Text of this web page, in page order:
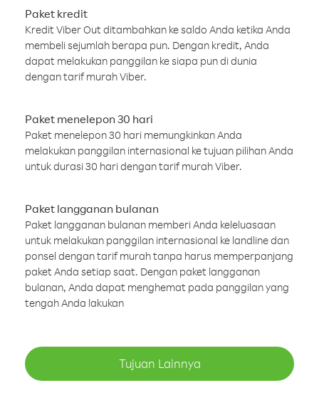
Paket kredit
Kredit Viber Out ditambahkan ke saldo Anda ketika Anda
membeli sejumlah berapa pun. Dengan kredit, Anda
dapat melakukan panggilan ke siapa pun di dunia
dengan tarif murah Viber.
Paket menelepon 30 hari
Paket menelepon 30 hari memungkinkan Anda
melakukan panggilan internasional ke tujuan pilihan Anda
untuk durasi 30 hari dengan tarif murah Viber.
Paket langganan bulanan
Paket langganan bulanan memberi Anda keleluasaan
untuk melakukan panggilan internasional ke landline dan
ponsel dengan tarif murah tanpa harus memperpanjang
paket Anda setiap saat. Dengan paket langganan
bulanan, Anda dapat menghemat pada panggilan yang
tengah Anda lakukan
Tujuan Lainnya